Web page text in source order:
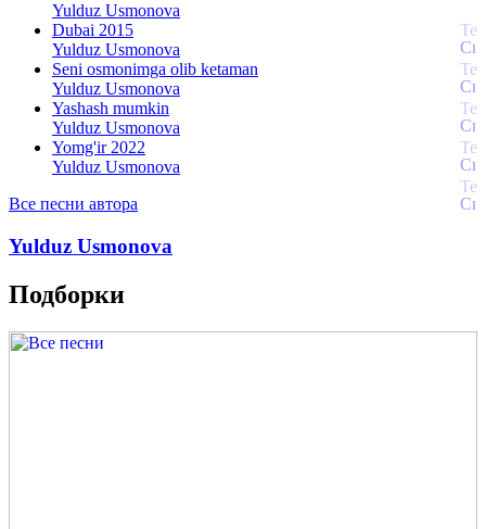
Yulduz Usmonova
Dubai 2015
Yulduz Usmonova
Seni osmonimga olib ketaman
Yulduz Usmonova
Yashash mumkin
Yulduz Usmonova
Yomg'ir 2022
Yulduz Usmonova
Все песни автора
Yulduz Usmonova
Подборки